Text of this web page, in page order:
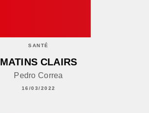
SANTÉ
MATINS CLAIRS
Pedro Correa
16/03/2022